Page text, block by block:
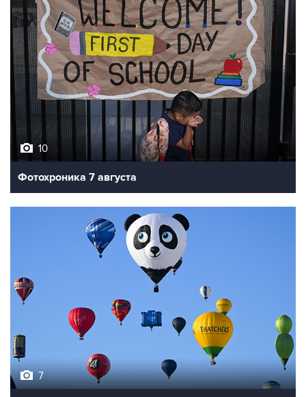
10
Фотохроника 7 августа
7